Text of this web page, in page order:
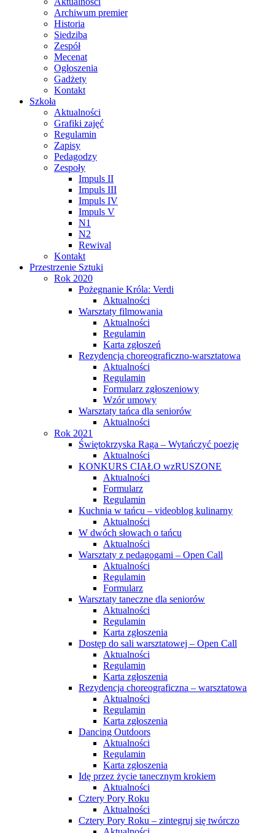
Archiwum premier
Historia
Siedziba
Zespół
Mecenat
Ogłoszenia
Gadżety
Kontakt
Szkoła
Aktualności
Grafiki zajęć
Regulamin
Zapisy
Pedagodzy
Zespoły
Impuls II
Impuls III
Impuls IV
Impuls V
N1
N2
Rewival
Kontakt
Przestrzenie Sztuki
Rok 2020
Pożegnanie Króla: Verdi
Aktualności
Warsztaty filmowania
Aktualności
Regulamin
Karta zgłoszeń
Rezydencja choreograficzno-warsztatowa
Aktualności
Regulamin
Formularz zgłoszeniowy
Wzór umowy
Warsztaty tańca dla seniorów
Aktualności
Rok 2021
Świętokrzyska Raga – Wytańczyć poezję
Aktualności
KONKURS CIAŁO wzRUSZONE
Aktualności
Formularz
Regulamin
Kuchnia w tańcu – videoblog kulinarny
Aktualności
W dwóch słowach o tańcu
Aktualności
Warsztaty z pedagogami – Open Call
Aktualności
Regulamin
Formularz
Warsztaty taneczne dla seniorów
Aktualności
Regulamin
Karta zgłoszenia
Dostęp do sali warsztatowej – Open Call
Aktualności
Regulamin
Karta zgłoszenia
Rezydencja choreograficzna – warsztatowa
Aktualności
Regulamin
Karta zgłoszenia
Dancing Outdoors
Aktualności
Regulamin
Karta zgłoszenia
Idę przez życie tanecznym krokiem
Aktualności
Cztery Pory Roku
Aktualności
Cztery Pory Roku – zintegruj się twórczo